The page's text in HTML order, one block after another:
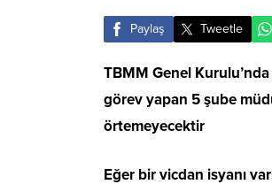
Paylaş Tweetle
TBMM Genel
görev yapan 5 şube
örtemeyecektir
Eğer bir vicdan isyanı